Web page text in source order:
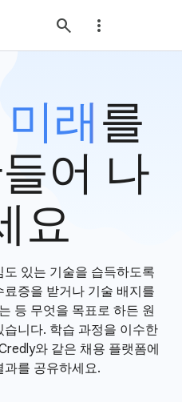
래를
어 나
요
있는 기술을 습득하도록
증을 받거나 기술 배지를
등 무엇을 목표로 하든 원
니다. 학습 과정을 이수한
와 같은 채용 플랫폼에
를 공유하세요.